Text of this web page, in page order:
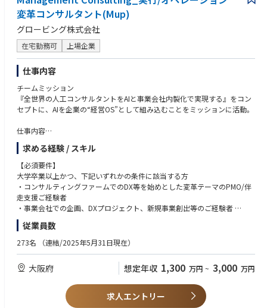
【Manager】
･基本的に一つのPJに100%アサインとなり、D/SMupやPJチームメンバー
と連携しながら、現場でのクライアントのカウンターパートとしてPJの推
進や主要成果物の作成を担う
・状況に応じ、提案活動に参加する
【コンサルティング案件のご紹介（一例）】
・大手自動車会社の製造領域AI戦略～モデル開発
・大手自動車会社の経営統合シナジー検討
・大手自動車会社のグローバル品質におけるDX/AI戦略策定
・大手自動車会社のR&Dリソースマネジメント戦略策定
・大手製薬会社のグローバルDX(変革CxOオフィス)
・大手電機会社の新規事業創出 他多数
【求める人物像】
・Auto&Productという新しいインダストリー・チームの立上げや拡大に
興味がある方
・インダストリーの再定義を行い、新しいインダストリー創出やインダス
トリー・コンバージェンスに興味がある方
・製造業や小売業のインダストリー、クライアントやその製品・サービス
に対する愛着や愛情、深い造形をお持ちの方
・自身の変化や成長を楽しめる方（Enjoy working）
・知的好奇心・知的タフネスがあり、自発的・積極的に物事を推進／自己
研鑽できる方（Growth mindset）
・将来の事業家・起業家・経営者を目指したい方（人材輩出）
変革コンサルタント(Mup)
グロービング株式会社
在宅勤務可 上場企業
仕事内容
チームミッション
『全世界の人工コンサルタントをAIと事業会社内製化で実現する』をコン
セプトに、AIを企業の“経営OS”として組み込むことをミッションに活動。
仕事内容
AIを活用した、クライアントの自走を促す新しい形の実行/オペレーション
変革コンサルティング事業
Management Consultingでは、従来の“伴走支援”とは異なり、クライアン
トの自走を志向したサポートを実施し、価値を創出することを目指しま
す。
現在コンサルティング業界では“コンサルティング”と銘打ちながらも、ク
ライアントの業務代替や管理業務に終始し、本当に価値がある支援となっ
スタイルが増えつつあります。
我々の実行支援は、あくまでクライアントの自走化を目的とし、AIの活用
による業務の効率化・高度化や採用支援といった、従来では踏み込まなか
った領域までの支援による、新しい実行/オペレーション変革コンサルテ
ィングを実施しています。
チームとしても 「たのしいコンサル 」をキーワードに、働きやすく成長
も両立できる仕組みを整えています。
求める経験 / スキル
【必須要件】
大学卒業以上かつ、下記いずれかの条件に該当する方
・コンサルティングファームでのDX等を始めとした変革テーマのPMO/伴
走支援ご経験者
・事業会社での企画、DXプロジェクト、新規事業創出等のご経験者
・日本語がネイティブレベルの方
【求める人物像】
・成長中のファームで新サービス、新組織を拡大していきたい方
・事業やクライアントの業界に愛着や愛情を持っている方
・知的好奇心・知的タフネスがあり、自ら積極的に物事を推進/自己研鑽
従業員数
273名 （連結/2025年5月31日現在）
大阪府 想定年収 1,300 万円 ~ 3,000 万円
求人エントリー